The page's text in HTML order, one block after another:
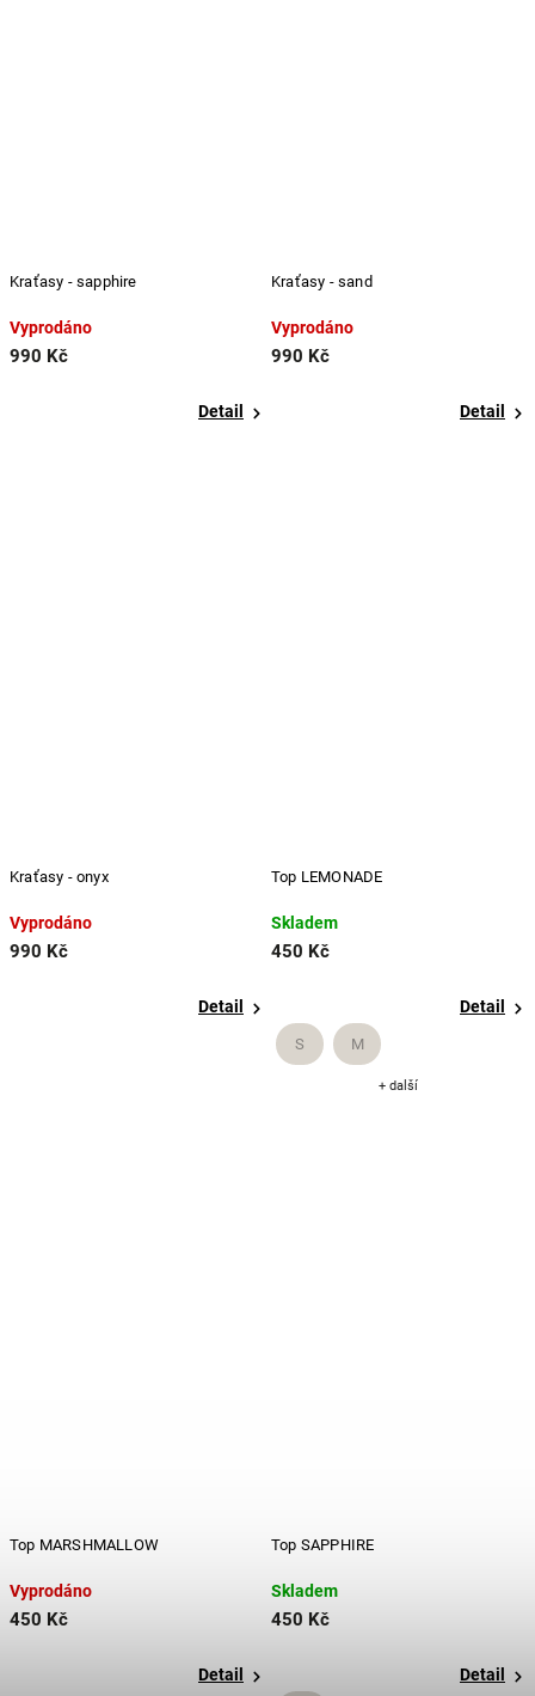
Kraťasy - sapphire
Vyprodáno
990 Kč
Detail
Kraťasy - sand
Vyprodáno
990 Kč
Detail
Kraťasy - onyx
Vyprodáno
990 Kč
Detail
Top LEMONADE
Skladem
450 Kč
Detail
S M
+ další
Top MARSHMALLOW
Vyprodáno
450 Kč
Detail
Top SAPPHIRE
Skladem
450 Kč
Detail